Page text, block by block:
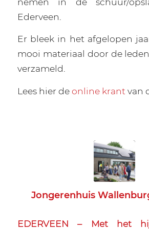
Ederveen.
Er bleek in het afgelopen
mooi materiaal door de
verzameld.
Lees hier deonline krant van
Jongerenhuis
EDERVEEN – Met het